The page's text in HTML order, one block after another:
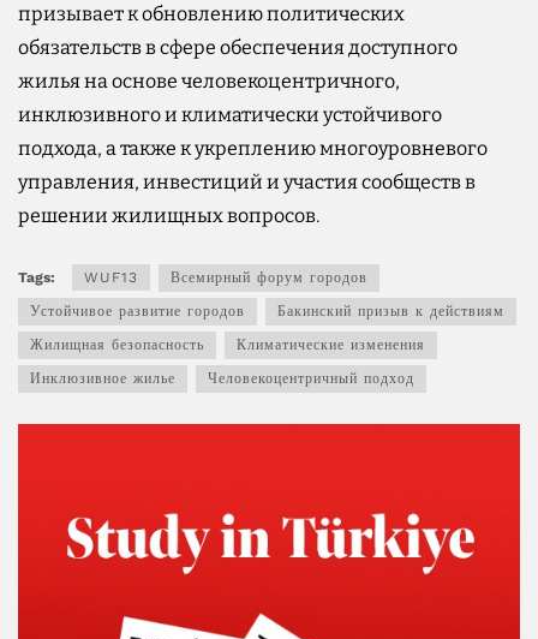
призывает к обновлению политических
обязательств в сфере обеспечения доступного
жилья на основе человекоцентричного,
инклюзивного и климатически устойчивого
подхода, а также к укреплению многоуровневого
управления, инвестиций и участия сообществ в
решении жилищных вопросов.
Tags: WUF13
Всемирный форум городов
Устойчивое развитие городов
Бакинский призыв к действиям
Жилищная безопасность
Климатические изменения
Инклюзивное жилье
Человекоцентричный подход